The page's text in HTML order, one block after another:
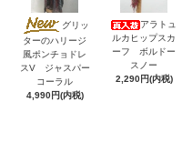
グリッ
ターのハリージ
風ポンチョドレ
スV ジャスパー
コーラル
4,990円(内税)
アラトュ
ルカヒップスカ
ーフ ボルドー
スノー
2,290円(内税)